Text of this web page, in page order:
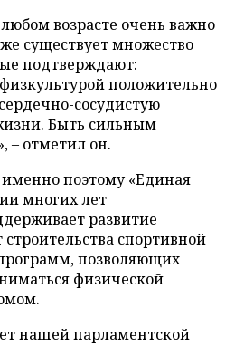
возрасте очень важно
существует множество
подтверждают:
положительно
сосудистую
Быть сильным
– отметил он.
поэтому «Единая
многих лет
развитие
строительства спортивной
позволяющих
физической
нашей парламентской